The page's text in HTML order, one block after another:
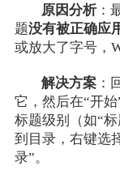
原因分析：
题没有被正确应
或放大了字号，
解决方案 ：
它，然后在“开
标题级别（如“
到目录，右键选
录”。